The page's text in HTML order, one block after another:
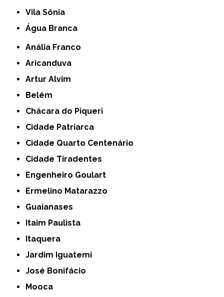
Vila Sônia
Água Branca
Anália Franco
Aricanduva
Artur Alvim
Belém
Chácara do Piqueri
Cidade Patriarca
Cidade Quarto Centenário
Cidade Tiradentes
Engenheiro Goulart
Ermelino Matarazzo
Guaianases
Itaim Paulista
Itaquera
Jardim Iguatemi
José Bonifácio
Mooca